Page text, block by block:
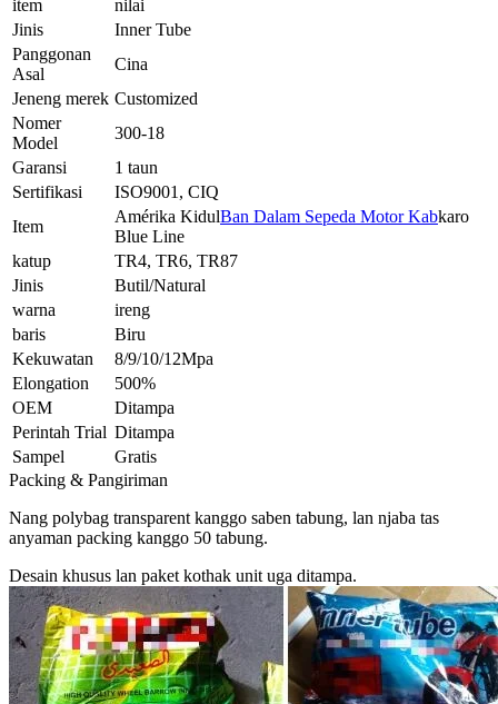
item
nilai
Jinis
Inner Tube
Panggonan
Asal
Cina
Jeneng merek Customized
Nomer
Model
300-18
Garansi
1 taun
Sertifikasi
ISO9001, CIQ
Item
Amérika KidulBan Dalam Sepeda Motor Kabkaro
Blue Line
katup
TR4, TR6, TR87
Jinis
Butil/Natural
warna
ireng
baris
Biru
Kekuwatan
8/9/10/12Mpa
Elongation
500%
OEM
Ditampa
Perintah Trial Ditampa
Sampel
Gratis
Packing & Pangiriman
Nang polybag transparent kanggo saben tabung, lan njaba tas
anyaman packing kanggo 50 tabung.
Desain khusus lan paket kothak unit uga ditampa.